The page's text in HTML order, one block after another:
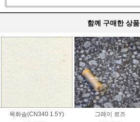
함께 구매한 상품
목화솜(CN340 1.5Y)
그레이 로즈